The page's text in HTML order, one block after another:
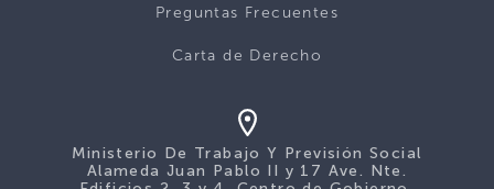
Preguntas Frecuentes
Carta de Derecho
Ministerio De Trabajo Y Previsión Social
Alameda Juan Pablo II y 17 Ave. Nte.